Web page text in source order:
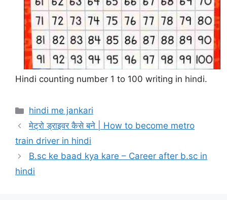
Hindi counting number 1 to 100 writing in hindi.
Categories
hindi me jankari
मेट्रो ड्राइवर कैसे बने | How to become metro
train driver in hindi
B.sc ke baad kya kare – Career after b.sc in
hindi